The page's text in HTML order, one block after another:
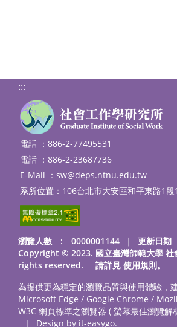
:::
電話 ：886-2-77495531
電話 ：886-2-23687736
E-Mail ： sw@deps.ntnu.edu.tw
系所位置：106台北市大安區和平東路1
瀏覽人數 : 0000001144 ｜
更新日
Copyright © 2023. 國立臺灣師範大學 社
rights reserved. 請詳見 使用規則。
為提供更為穩定的瀏覽品質與使用體驗，
Microsoft Edge / Google Chrome /
W3C 網頁標準之瀏覽器 ( 螢幕最佳瀏覽
｜
Design by it-easygo.